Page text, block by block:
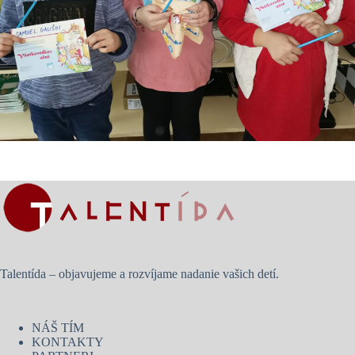
Talentída – objavujeme a rozvíjame nadanie vašich detí.
NÁŠ TÍM
KONTAKTY